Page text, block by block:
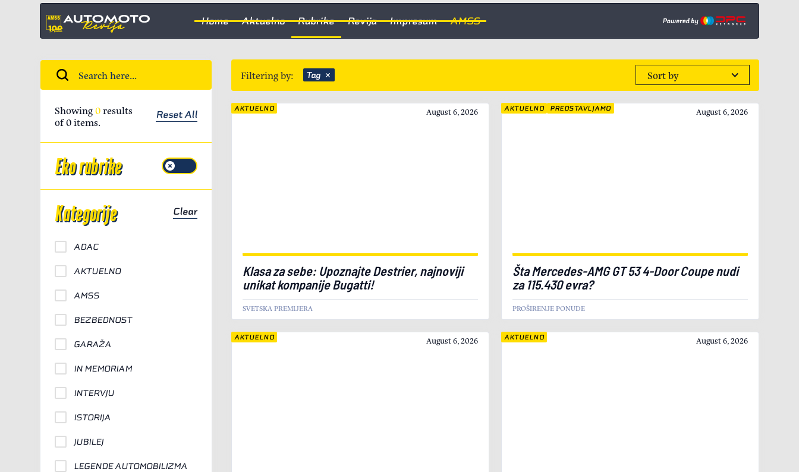
Home Aktuelno Rubrike Revija Impresum AMSS
Showing0results
of0items.
Reset All
Eko rubrike
Kategorije
Clear
ADAC
AKTUELNO
AMSS
BEZBEDNOST
GARAŽA
IN MEMORIAM
INTERVJU
ISTORIJA
JUBILEJ
LEGENDE AUTOMOBILIZMA
Filtering by: Tag Sort by
AKTUELNO August 6, 2026
Klasa za sebe: Upoznajte Destrier, najnoviji
unikat kompanije Bugatti!
SVETSKA PREMIJERA
AKTUELNO PREDSTAVLJAMO August 6, 2026
Šta Mercedes-AMG GT 53 4-Door Coupe nudi
za 115.430 evra?
PROŠIRENJE PONUDE
AKTUELNO August 6, 2026 AKTUELNO August 6, 2026